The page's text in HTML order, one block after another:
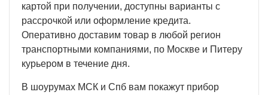
картой при получении, доступны варианты с
рассрочкой или оформление кредита.
Оперативно доставим товар в любой регион
транспортными компаниями, по Москве и Питеру
курьером в течение дня.
В шоурумах МСК и Спб вам покажут прибор